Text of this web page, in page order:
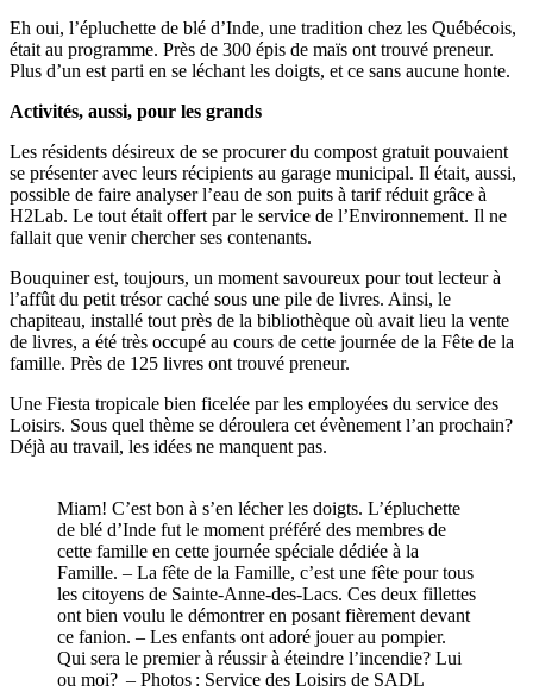
Eh oui, l’épluchette de blé d’Inde, une tradition chez les Québécois,
était au programme. Près de 300 épis de maïs ont trouvé preneur.
Plus d’un est parti en se léchant les doigts, et ce sans aucune honte.
Activités, aussi, pour les grands
Les résidents désireux de se procurer du compost gratuit pouvaient
se présenter avec leurs récipients au garage municipal. Il était, aussi,
possible de faire analyser l’eau de son puits à tarif réduit grâce à
H2Lab. Le tout était offert par le service de l’Environnement. Il ne
fallait que venir chercher ses contenants.
Bouquiner est, toujours, un moment savoureux pour tout lecteur à
l’affût du petit trésor caché sous une pile de livres. Ainsi, le
chapiteau, installé tout près de la bibliothèque où avait lieu la vente
de livres, a été très occupé au cours de cette journée de la Fête de la
famille. Près de 125 livres ont trouvé preneur.
Une Fiesta tropicale bien ficelée par les employées du service des
Loisirs. Sous quel thème se déroulera cet évènement l’an prochain?
Déjà au travail, les idées ne manquent pas.
Miam! C’est bon à s’en lécher les doigts. L’épluchette
de blé d’Inde fut le moment préféré des membres de
cette famille en cette journée spéciale dédiée à la
Famille. – La fête de la Famille, c’est une fête pour tous
les citoyens de Sainte-Anne-des-Lacs. Ces deux fillettes
ont bien voulu le démontrer en posant fièrement devant
ce fanion. – Les enfants ont adoré jouer au pompier.
Qui sera le premier à réussir à éteindre l’incendie? Lui
ou moi? – Photos : Service des Loisirs de SADL